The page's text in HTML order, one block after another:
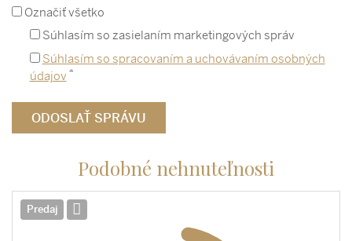
Označiť všetko
Súhlasím so zasielaním marketingových správ
Súhlasím so spracovaním a uchovávaním osobných
údajov *
Podobné nehnuteľnosti
Predaj